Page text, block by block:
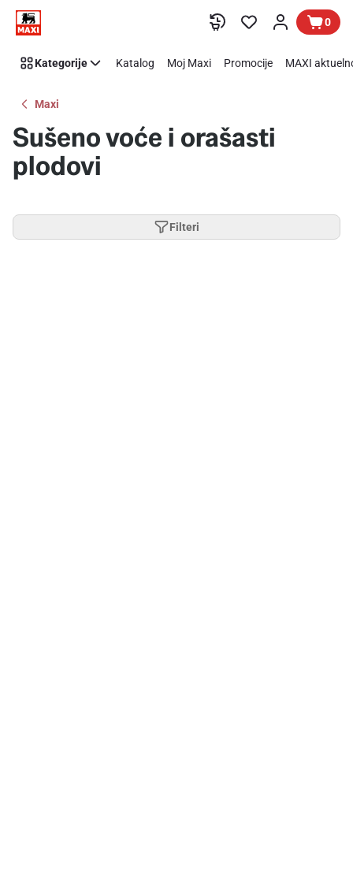
Preskoči link 0
Kategorije Katalog Moj Maxi Promocije MAXI
Maxi
Sušeno voće i orašasti
plodovi
Filteri